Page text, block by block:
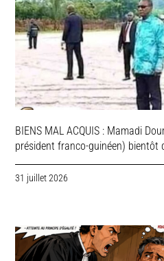
BIENS MAL ACQUIS : Mamadi
président franco-guinéen) bientôt
31 juillet 2026